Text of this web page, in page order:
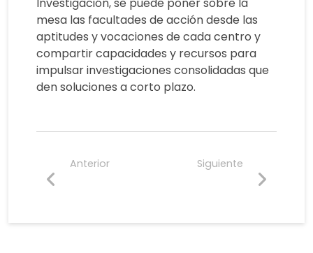
mesa las facultades de acción desde las
aptitudes y vocaciones de cada centro y
compartir capacidades y recursos para
impulsar investigaciones consolidadas que
den soluciones a corto plazo.
Anterior Siguiente